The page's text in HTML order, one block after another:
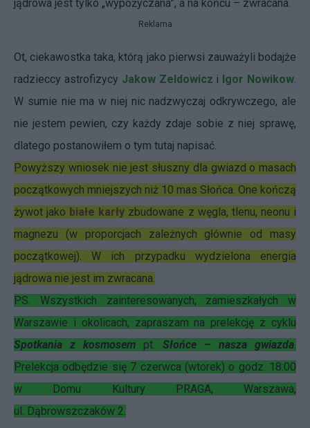
jądrowa jest tylko „wypożyczana”, a na końcu – zwracana.
Reklama
Ot, ciekawostka taka, którą jako pierwsi zauważyli bodajże
radzieccy astrofizycy Jakow Zeldowicz i Igor Nowikow
W sumie nie ma w niej nic nadzwyczaj odkrywczego, ale
nie jestem pewien, czy każdy zdaje sobie z niej sprawę,
dlatego postanowiłem o tym tutaj napisać.
Powyższy wniosek nie jest słuszny dla gwiazd o masach
początkowych mniejszych niż 10 mas Słońca. One kończą
żywot jako białe karły zbudowane z węgla, tlenu, neonu i
magnezu (w proporcjach zależnych głównie od masy
początkowej). W ich przypadku wydzielona energia
jądrowa nie jest im zwracana.
PS. Wszystkich zainteresowanych, zamieszkałych w
Warszawie i okolicach, zapraszam na prelekcję z cyklu
Spotkania z kosmosem pt. Słońce – nasza gwiazda
Prelekcja odbędzie się 7 czerwca (wtorek) o godz. 18:00
w Domu Kultury PRAGA, Warszawa,
ul. Dąbrowszczaków 2.